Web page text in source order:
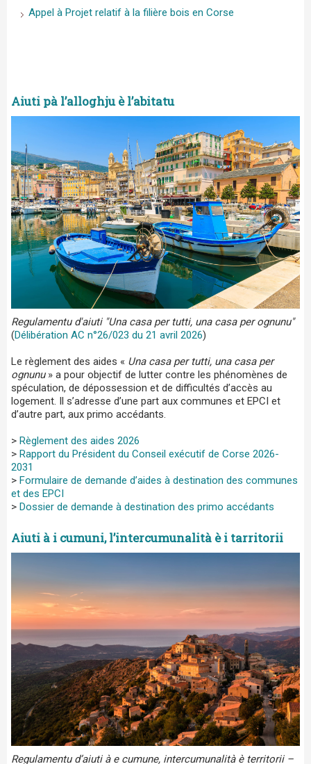
Aiuti pà l’alloghju è l’abitatu
Regulamentu d'aiuti "Una casa per tutti, una casa per ognunu"
(Délibération AC n°26/023 du 21 avril 2026)
Le règlement des aides « Una casa per tutti, una casa per
ognunu» a pour objectif de lutter contre les phénomènes de
spéculation, de dépossession et de difficultés d’accès au
logement. Il s’adresse d’une part aux communes et EPCI et
d’autre part, aux primo accédants.
> Règlement des aides 2026
> Rapport du Président du Conseil exécutif de Corse 2026-
2031
> Formulaire de demande d’aides à destination des communes
et des EPCI
> Dossier de demande à destination des primo accédants
Aiuti à i cumuni, l’intercumunalità è i tarritorii
Regulamentu d’aiuti à e cumune, intercumunalità è territorii –